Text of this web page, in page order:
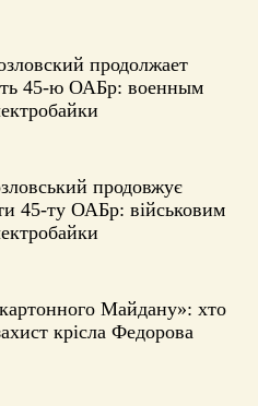
продолжает
45-ю ОАБр: военным
продовжує
45-ту ОАБр: військовим
Майдану»: хто
крісла Федорова